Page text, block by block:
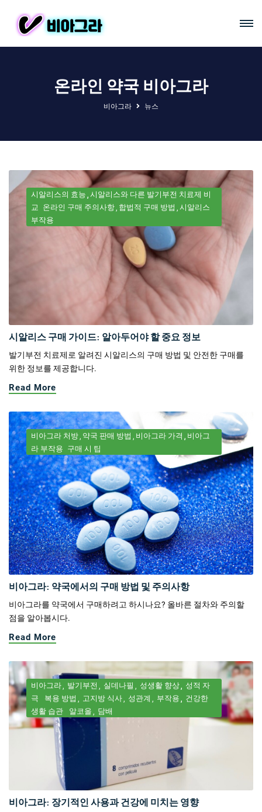
온라인 약국 비아그라
비아그라 뉴스
시알리스의 효능 시알리스와 다른 발기부전 치료제 비
교 온라인 구매 주의사항 합법적 구매 방법 시알리스
부작용
시알리스 구매 가이드: 알아두어야 할 중요 정보
발기부전 치료제로 알려진 시알리스의 구매 방법 및 안전한 구매를
위한 정보를 제공합니다.
Read More
비아그라 처방 약국 판매 방법 비아그라 가격
비아그
라 부작용 구매 시 팁
비아그라: 약국에서의 구매 방법 및 주의사항
비아그라를 약국에서 구매하려고 하시나요? 올바른 절차와 주의할
점을 알아봅시다.
Read More
비아그라 발기부전 실데나필 성생활 향상
성적 자
극
복용 방법 고지방 식사 성관계 부작용
건강한
생활 습관
알코올 담배
비아그라: 장기적인 사용과 건강에 미치는 영향